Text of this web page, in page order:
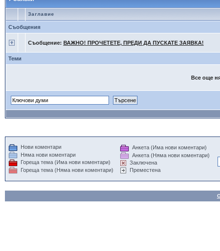
Заглавие
Съобщения
Съобщение: ВАЖНО! ПРОЧЕТЕТЕ, ПРЕДИ ДА ПУСКАТЕ ЗАЯВКА!
Теми
Все още
Нови коментари
Няма нови коментари
Гореща тема (Има нови коментари)
Гореща тема (Няма нови коментари)
Анкета (Има нови коментари)
Анкета (Няма нови коментари)
Заключена
Преместена